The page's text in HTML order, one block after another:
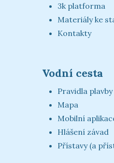
3k platforma
Materiály ke
Kontakty
Vodní cesta
Pravidla plavby
Mapa
Mobilní
Hlášení závad
Přístavy (a